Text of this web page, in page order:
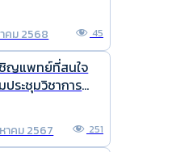
คม 2568 45
ชิญแพทย์ที่สนใจ
ประชุมวิชาการ
sight
าคม 2567 251